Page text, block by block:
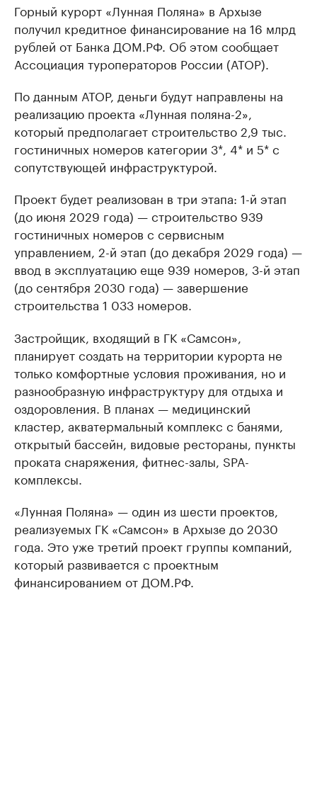
Горный курорт «Лунная Поляна» в Архызе
получил кредитное финансирование на 16 млрд
рублей от Банка ДОМ.РФ. Об этом сообщает
Ассоциация туроператоров России (АТОР).
По данным АТОР, деньги будут направлены на
реализацию проекта «Лунная поляна-2»,
который предполагает строительство 2,9 тыс.
гостиничных номеров категории 3*, 4* и 5* с
сопутствующей инфраструктурой.
Проект будет реализован в три этапа: 1-й этап
(до июня 2029 года) — строительство 939
гостиничных номеров с сервисным
управлением, 2-й этап (до декабря 2029 года) —
ввод в эксплуатацию еще 939 номеров, 3-й этап
(до сентября 2030 года) — завершение
строительства 1 033 номеров.
Застройщик, входящий в ГК «Самсон»,
планирует создать на территории курорта не
только комфортные условия проживания, но и
разнообразную инфраструктуру для отдыха и
оздоровления. В планах — медицинский
кластер, акватермальный комплекс с банями,
открытый бассейн, видовые рестораны, пункты
проката снаряжения, фитнес-залы, SPA-
комплексы.
«Лунная Поляна» — один из шести проектов,
реализуемых ГК «Самсон» в Архызе до 2030
года. Это уже третий проект группы компаний,
который развивается с проектным
финансированием от ДОМ.РФ.